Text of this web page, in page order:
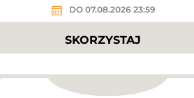
DO 07.08.2026 23:59
SKORZYSTAJ